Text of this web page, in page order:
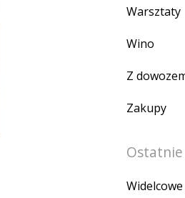
Warsztaty
Wino
Z
Zakupy